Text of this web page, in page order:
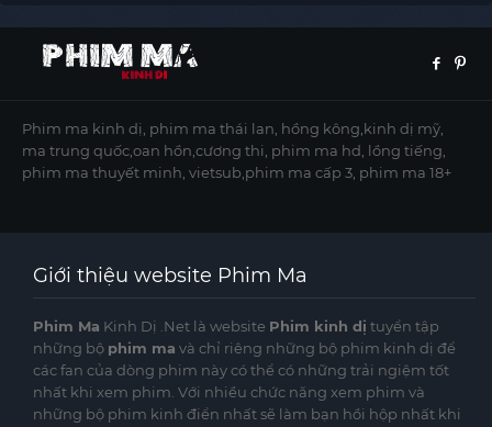
Phim ma kinh dị, phim ma thái lan, hồng kông,kinh dị mỹ,
ma trung quốc,oan hồn,cương thi, phim ma hd, lồng tiếng,
phim ma thuyết minh, vietsub,phim ma cấp 3, phim ma 18+
Giới thiệu website Phim Ma
Phim Ma Kinh Dị .Net là website Phim kinh dị tuyển tập
những bộ phim ma và chỉ riêng những bộ phim kinh dị để
các fan của dòng phim này có thể có những trải ngiệm tốt
nhất khi xem phim. Với nhiều chức năng xem phim và
những bộ phim kinh điển nhất sẽ làm bạn hồi hộp nhất khi